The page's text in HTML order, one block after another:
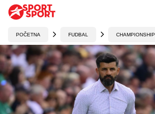
POČETNA FUDBAL CHAMPIONSHIP